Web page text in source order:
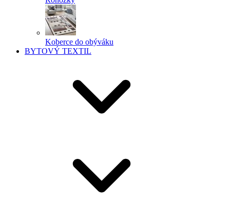
Koberce do obýváku
BYTOVÝ TEXTIL